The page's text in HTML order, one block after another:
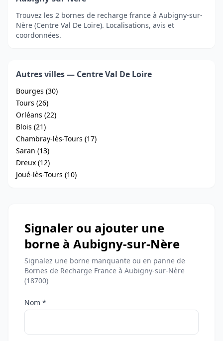
Trouvez les 2 bornes de recharge france à Aubigny-sur-
Nère (Centre Val De Loire). Localisations, avis et
coordonnées.
Autres villes — Centre Val De Loire
Bourges (30)
Tours (26)
Orléans (22)
Blois (21)
Chambray-lès-Tours (17)
Saran (13)
Dreux (12)
Joué-lès-Tours (10)
Signaler ou ajouter une
borne à Aubigny-sur-Nère
Signalez une borne manquante ou en panne de
Bornes de Recharge France à Aubigny-sur-Nère
(18700)
Nom *